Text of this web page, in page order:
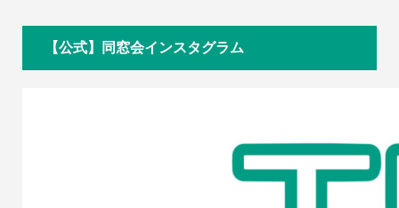
【公式】同窓会インスタグラム